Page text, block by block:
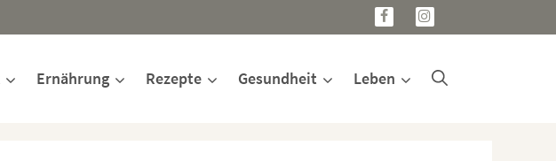
Ernährung Rezepte Gesundheit Leben